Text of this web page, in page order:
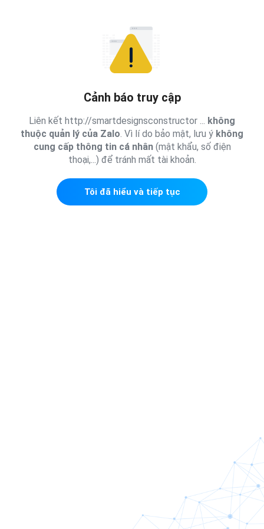
Cảnh báo truy cập
Liên kết http://smartdesignsconstructor ... không
thuộc quản lý của Zalo. Vì lí do bảo mật, lưu ý không
cung cấp thông tin cá nhân(mật khẩu, số điện
thoại,...) để tránh mất tài khoản.
Tôi đã hiểu và tiếp tục